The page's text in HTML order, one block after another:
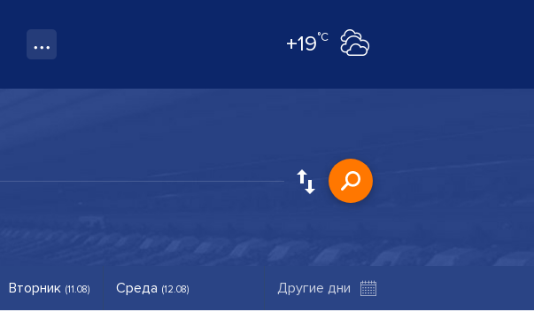
+19°C
Вторник (11.08) Среда (12.08)